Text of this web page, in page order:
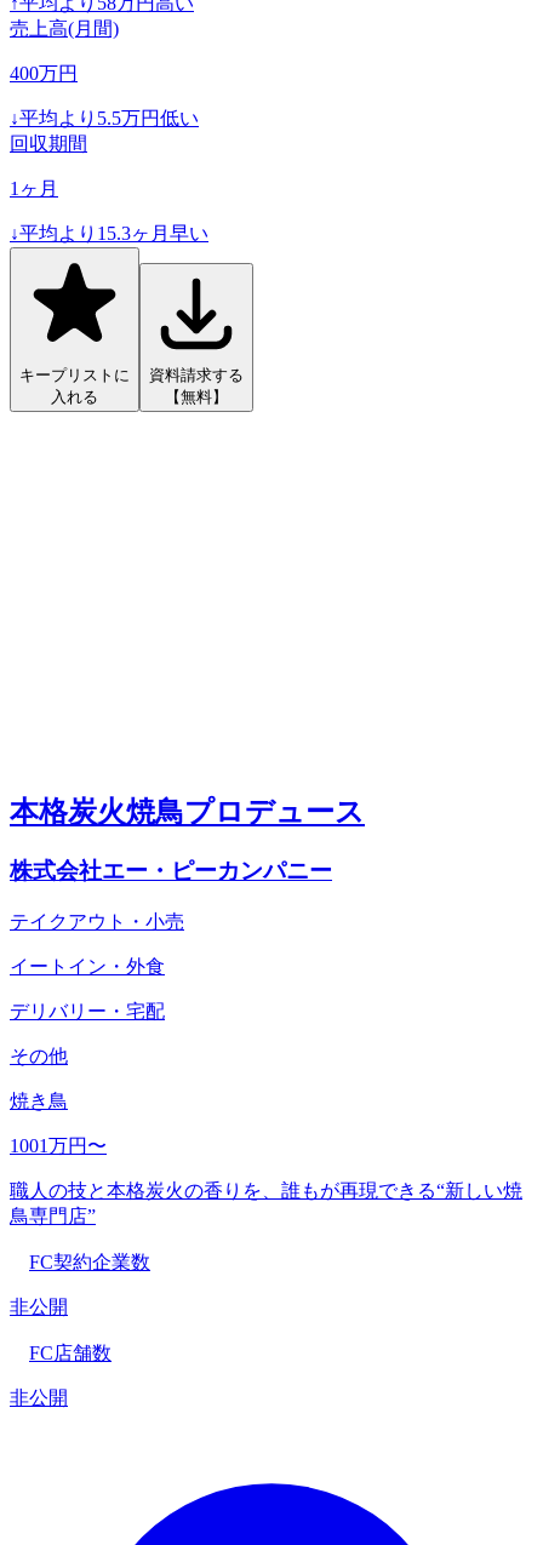
売上高(月間)
400万円
↓平均より 5.5万円低い
回収期間
1 ヶ月
↓平均より 15.3ヶ月早い
キープリストに
入れる
資料請求する
【無料】
本格炭火焼鳥プロデュース
株式会社エー・ピーカンパニー
テイクアウト・小売
イートイン・外食
デリバリー・宅配
その他
焼き鳥
1001万円〜
職人の技と本格炭火の香りを、誰もが再現できる“新しい焼
鳥専門店”
FC契約企業数
非公開
FC店舗数
非公開